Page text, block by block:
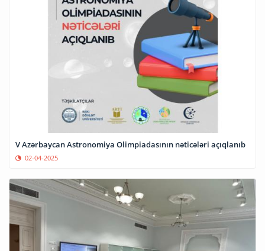
V Azərbaycan Astronomiya Olimpiadasının nəticələri açıqlanıb
02-04-2025